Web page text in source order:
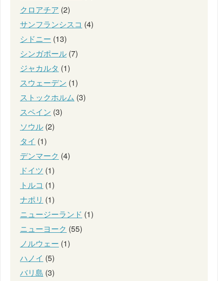
クロアチア (2)
サンフランシスコ (4)
シドニー (13)
シンガポール (7)
ジャカルタ (1)
スウェーデン (1)
ストックホルム (3)
スペイン (3)
ソウル (2)
タイ (1)
デンマーク (4)
ドイツ (1)
トルコ (1)
ナポリ (1)
ニュージーランド (1)
ニューヨーク (55)
ノルウェー (1)
ハノイ (5)
バリ島 (3)